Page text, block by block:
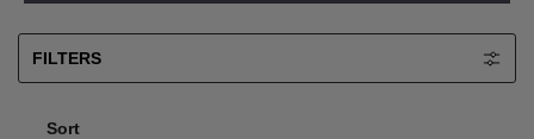
FILTERS
Sort